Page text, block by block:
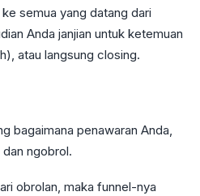
semua yang datang dari
Anda janjian untuk ketemuan
atau langsung closing.
bagaimana penawaran Anda,
ngobrol.
obrolan, maka funnel-nya